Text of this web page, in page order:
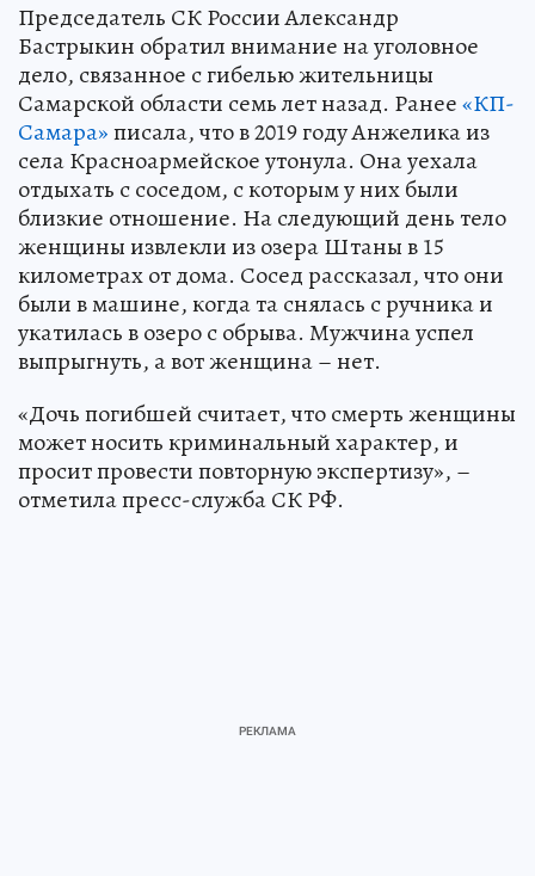
Председатель СК России Александр
Бастрыкин обратил внимание на уголовное
дело, связанное с гибелью жительницы
Самарской области семь лет назад. Ранее«КП-
Самара»писала, что в 2019 году Анжелика из
села Красноармейское утонула. Она уехала
отдыхать с соседом, с которым у них были
близкие отношение. На следующий день тело
женщины извлекли из озера Штаны в 15
километрах от дома. Сосед рассказал, что они
были в машине, когда та снялась с ручника и
укатилась в озеро с обрыва. Мужчина успел
выпрыгнуть, а вот женщина – нет.
«Дочь погибшей считает, что смерть женщины
может носить криминальный характер, и
просит провести повторную экспертизу», –
отметила пресс-служба СК РФ.